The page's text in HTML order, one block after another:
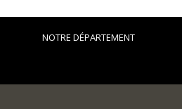
NOTRE DÉPARTEMENT